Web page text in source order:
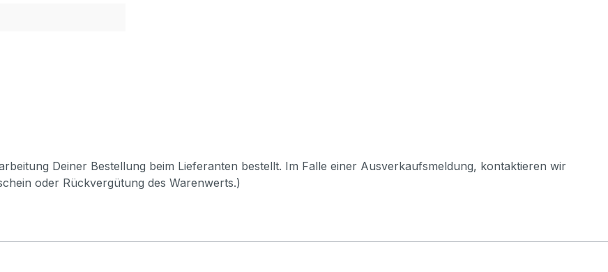
Deiner Bestellung beim Lieferanten bestellt. Im Falle einer Ausverkaufsmeldung, kontaktieren wir
oder Rückvergütung des Warenwerts.)